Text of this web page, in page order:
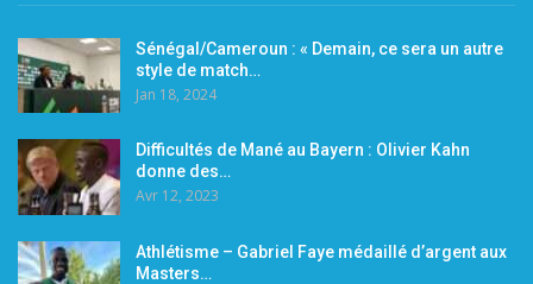
Sénégal/Cameroun : « Demain, ce sera un autre
style de match…
Jan 18, 2024
Difficultés de Mané au Bayern : Olivier Kahn
donne des…
Avr 12, 2023
Athlétisme – Gabriel Faye médaillé d’argent aux
Masters…